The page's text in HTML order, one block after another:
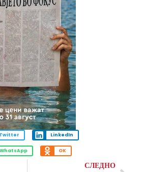
Twitter LinkedIn
WhatsApp OK
СЛЕДНО